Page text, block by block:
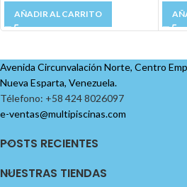
AÑADIR AL CARRITO
Avenida Circunvalación Norte, Centro
Nueva Esparta, Venezuela.
Télefono: +58 424 8026097
e-ventas@multipiscinas.com
POSTS RECIENTES
NUESTRAS TIENDAS